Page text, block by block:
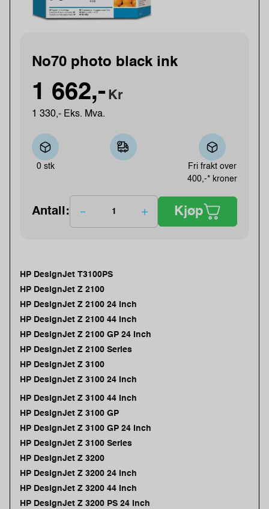
No70 photo black ink
1 662,- Kr
1 330,- Eks. Mva.
0 stk
Fri frakt over
400,-* kroner
Antall: Kjøp
HP DesignJet T3100PS
HP DesignJet Z 2100
HP DesignJet Z 2100 24 Inch
HP DesignJet Z 2100 44 Inch
HP DesignJet Z 2100 GP 24 Inch
HP DesignJet Z 2100 Series
HP DesignJet Z 3100
HP DesignJet Z 3100 24 Inch
HP DesignJet Z 3100 44 Inch
HP DesignJet Z 3100 GP
HP DesignJet Z 3100 GP 24 Inch
HP DesignJet Z 3100 Series
HP DesignJet Z 3200
HP DesignJet Z 3200 24 Inch
HP DesignJet Z 3200 44 Inch
HP DesignJet Z 3200 PS 24 Inch